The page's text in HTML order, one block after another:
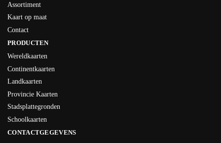
Assortiment
Kaart op maat
Contact
PRODUCTEN
Wereldkaarten
Continentkaarten
Landkaarten
Provincie Kaarten
Stadsplattegronden
Schoolkaarten
CONTACTGEGEVENS